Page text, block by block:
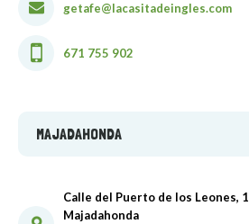
getafe@lacasitadeingles.com
671 755 902
MAJADAHONDA
Calle del Puerto de los Leones, 1
Majadahonda